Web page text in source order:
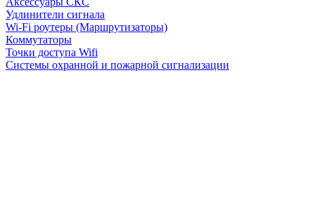
Удлинители сигнала
Wi-Fi роутеры (Маршрутизаторы)
Коммутаторы
Точки доступа Wifi
Системы охранной и пожарной сигнализации